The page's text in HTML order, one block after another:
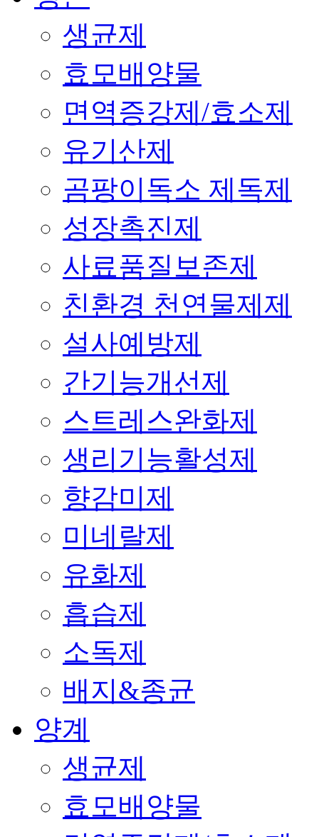
생균제
효모배양물
면역증강제/효소제
유기산제
곰팡이독소 제독제
성장촉진제
사료품질보존제
친환경 천연물제제
설사예방제
간기능개선제
스트레스완화제
생리기능활성제
향감미제
미네랄제
유화제
흡습제
소독제
배지&종균
양계
생균제
효모배양물